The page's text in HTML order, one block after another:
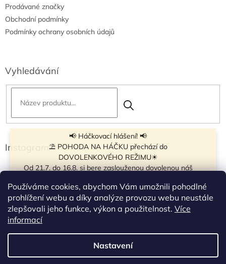
Používáme cookies, abychom Vám umožnili pohodlné
prohlížení webu a díky analýze provozu webu neustále
zlepšovali jeho funkce, výkon a použitelnost. Více
informací
Nastavení
📢 Háčkovací hlášení! 📢
⛱ POHODA NA HÁČKU přechází do
DOVOLENKOVÉHO REŽIMU☀
Od 21.7. do 16.8. si bere zaslouženou dovolenou náš
krátkou pauzu.
Objednávky přijímáme dál - klubíčka, která máme
vyrobená, odešleme bez zdržení. U ostatních se doba
☀
Od 7.8. do 14.8. si dovolenou bude užívat obchůdek v
Prodávané značky
Obchodní podmínky
Podmínky ochrany osobních údajů
Vyhledávání
Instagram
Sledovat na Instagramu
Vytvořil Shoptet